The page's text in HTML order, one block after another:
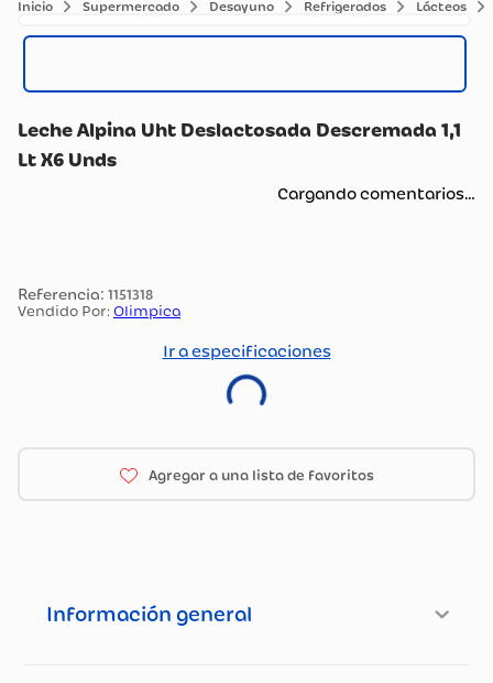
Supermercado Desayuno Refrigerados Lácteos
Leche Alpina Uht Deslactosada Descremada 1,1
Lt X6 Unds
Cargando comentarios…
: 1151318
Vendido Por: Olimpica
Ir a especificaciones
Información general